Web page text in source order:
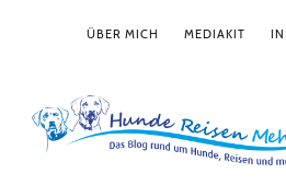
ÜBER MICH MEDIAKIT IN